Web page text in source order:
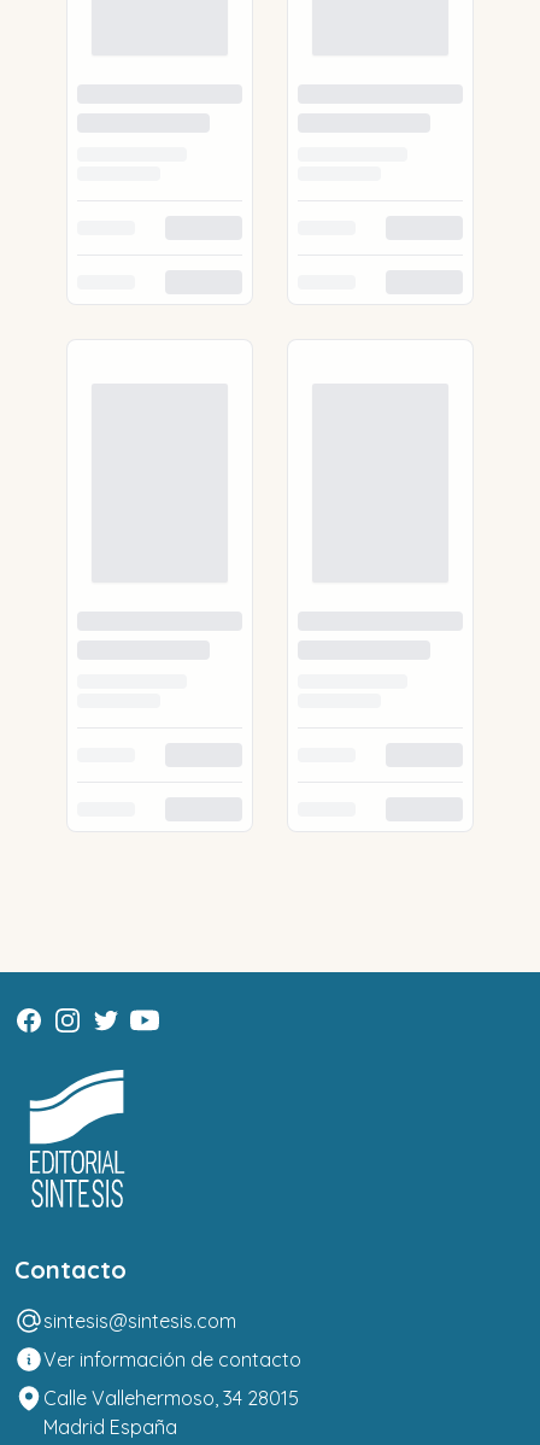
Contacto
sintesis@sintesis.com
Ver información de contacto
Calle Vallehermoso, 34 28015
Madrid España